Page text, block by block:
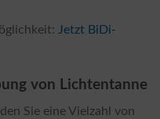
Jetzt BiDi-
von Lichtentanne
Sie eine Vielzahl von